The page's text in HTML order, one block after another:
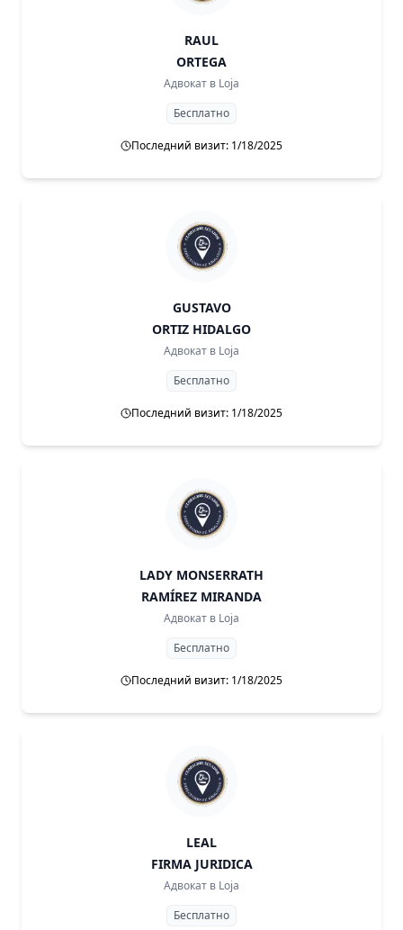
RAUL
ORTEGA
Адвокат в Loja
Бесплатно
Последний визит: 1/18/2025
GUSTAVO
ORTIZ HIDALGO
Адвокат в Loja
Бесплатно
Последний визит: 1/18/2025
LADY MONSERRATH
RAMÍREZ MIRANDA
Адвокат в Loja
Бесплатно
Последний визит: 1/18/2025
LEAL
FIRMA JURIDICA
Адвокат в Loja
Бесплатно